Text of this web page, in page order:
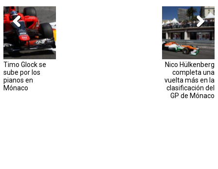
Timo Glock se
sube por los
pianos en
Mónaco
Nico Hülkenberg
completa una
vuelta más en la
clasificación del
GP de Mónaco